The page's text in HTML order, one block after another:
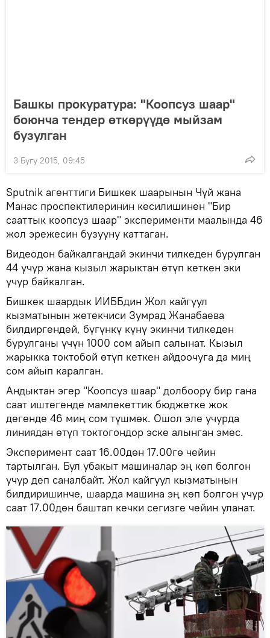
Башкы прокуратура: "Коопсуз шаар"
боюнча тендер өткөрүүдө мыйзам
бузулган
3 Бугу 2015, 09:45
Sputnik агенттиги Бишкек шаарынын Чүй жана
Манас проспектилеринин кесилишинен "Бир
сааттык коопсуз шаар" эксперименти маалында 46
жол эрежесин бузууну каттаган.
Видеодон байкалгандай экинчи тилкеден бурулган
44 учур жана кызыл жарыктан өтүп кеткен эки
учур байкалган.
Бишкек шаардык ИИББдин Жол кайгуул
кызматынын жетекчиси Зумрад Жанабаева
билдиргендей, бүгүнкү күнү экинчи тилкеден
бурулганы үчүн 1000 сом айып салынат. Кызыл
жарыкка токтобой өтүп кеткен айдоочуга да миң
сом айып каралган.
Андыктан эгер "Коопсуз шаар" долбоору бир гана
саат иштегенде мамлекеттик бюджетке жок
дегенде 46 миң сом түшмөк. Ошол эле учурда
линиядан өтүп токтогондор эске алынган эмес.
Эксперимент саат 16.00дөн 17.00гө чейин
тартылган. Бул убакыт машиналар эң көп болгон
учур деп саналбайт. Жол кайгуул кызматынын
билдиришинче, шаарда машина эң көп болгон учур
саат 17.00дөн баштап кечки сегизге чейин уланат.